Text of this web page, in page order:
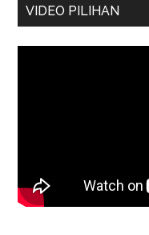
VIDEO PILIHAN